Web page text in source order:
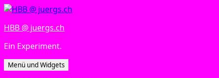
Zum
springen
HBB @ juergs.ch
Ein Experiment.
Menü und Widgets